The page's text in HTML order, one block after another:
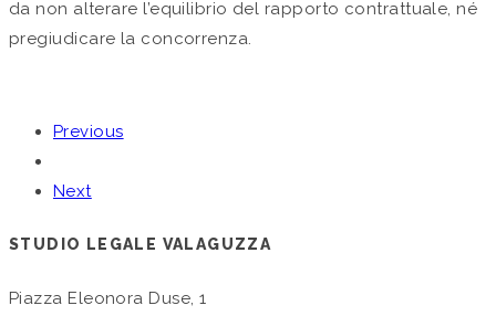
da non alterare l’equilibrio del rapporto contrattuale, né
pregiudicare la concorrenza.
Previous
Next
STUDIO LEGALE VALAGUZZA
Piazza Eleonora Duse, 1